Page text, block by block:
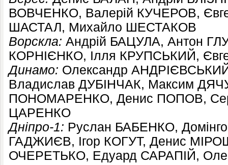
ВОВЧЕНКО, Валерій КУЧЕРОВ,
ШАСТАЛ, Михайло ШЕСТАКОВ
Ворскла: Андрій БАЦУЛА, Антон
КОРНІЄНКО, Ілля КРУПСЬКИЙ,
Динамо: Олександр
Владислав ДУБІНЧАК, Максим
ПОНОМАРЕНКО, Денис ПОПОВ,
ЦАРЕНКО
Дніпро-1: Руслан БАБЕНКО,
ГАДЖИЄВ, Ігор КОГУТ, Денис
ОЧЕРЕТЬКО, Едуард САРАПІЙ,